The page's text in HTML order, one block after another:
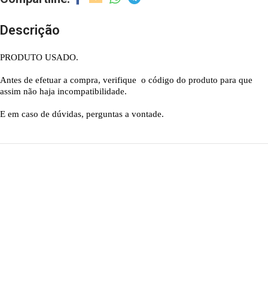
Descrição
PRODUTO USADO.
Antes de efetuar a compra, verifique o código do produto para que
assim não haja incompatibilidade.
E em caso de dúvidas, perguntas a vontade.